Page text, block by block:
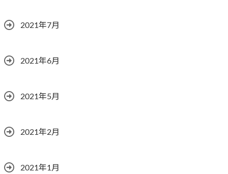
2021年7月
2021年6月
2021年5月
2021年2月
2021年1月